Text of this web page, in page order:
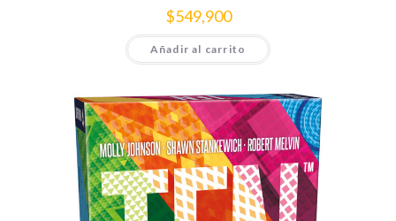
$549,900
Añadir al carrito